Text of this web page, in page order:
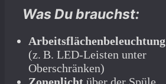
Was Du brauchst:
Arbeitsflächenbeleuchtung
(z. B. LED-Leisten unter
Oberschränken)